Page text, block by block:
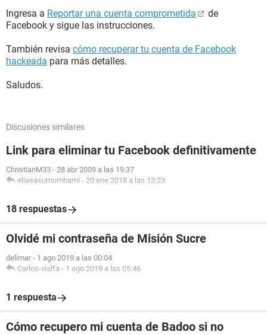
Ingresa a Reportar una cuenta comprometida
de
Facebook y sigue las instrucciones.
También revisa cómo recuperar tu cuenta de Facebook
hackeada para más detalles.
Saludos.
Discusiones similares
Link para eliminar tu Facebook definitivamente
ChristianM33 - 28 abr 2009 a las 19:37
eliasasumumbami - 20 ene 2018 a las 13:23
18 respuestas
Olvidé mi contraseña de Misión Sucre
delimar - 1 ago 2019 a las 00:04
Carlos-vialfa - 1 ago 2019 a las 05:46
1 respuesta
Cómo recupero mi cuenta de Badoo si no